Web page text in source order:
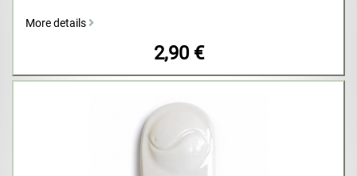
More details
2,90 €